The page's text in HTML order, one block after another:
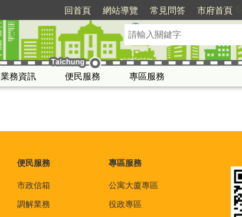
回首頁 網站導覽 常見問答 市府首頁
業務資訊 便民服務
專區服務
便民服務
市政信箱
調解業務
專區服務
公寓大廈專區
役政專區